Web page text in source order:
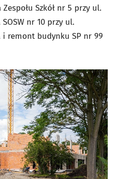
Szkół nr 5 przy ul.
nr 10 przy ul.
i remont budynku SP nr 99